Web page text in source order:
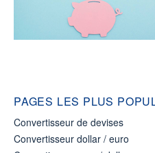
PAGES LES PLUS
Convertisseur de devises
Convertisseur dollar / euro